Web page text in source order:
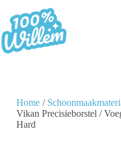
Home/
Vikan Precisieborstel /
Hard